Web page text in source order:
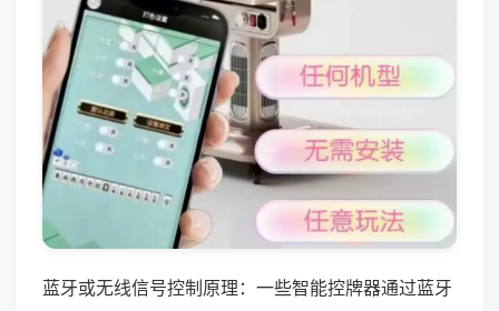
蓝牙或无线信号控制原理：一些智能控牌器通过蓝牙